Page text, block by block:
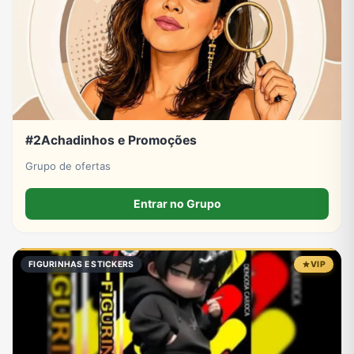
#2Achadinhos e Promoções
Grupo de ofertas
Entrar no Grupo
FIGURINHAS E STICKERS VIP